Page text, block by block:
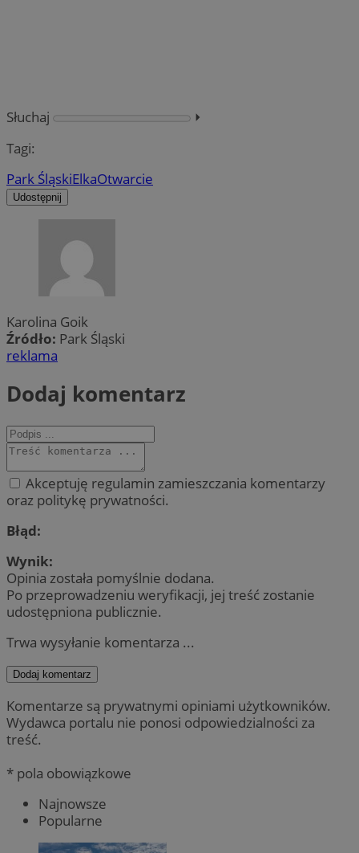
Słuchaj
⏵︎
Tagi:
Park ŚląskiElkaOtwarcie
Udostępnij
Karolina Goik
Źródło: Park Śląski
reklama
Dodaj komentarz
Akceptuję regulamin zamieszczania komentarzy
oraz politykę prywatności.
Błąd:
Wynik:
Opinia została pomyślnie dodana.
Po przeprowadzeniu weryfikacji, jej treść zostanie
udostępniona publicznie.
Trwa wysyłanie komentarza ...
Dodaj komentarz
Komentarze są prywatnymi opiniami użytkowników.
Wydawca portalu nie ponosi odpowiedzialności za
treść.
* pola obowiązkowe
Najnowsze
Popularne